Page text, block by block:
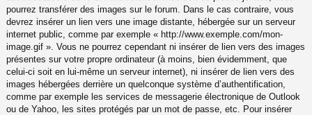
pourrez transférer des images sur le forum. Dans le cas contraire, vous
devrez insérer un lien vers une image distante, hébergée sur un serveur
internet public, comme par exemple « http://www.exemple.com/mon-
image.gif ». Vous ne pourrez cependant ni insérer de lien vers des images
présentes sur votre propre ordinateur (à moins, bien évidemment, que
celui-ci soit en lui-même un serveur internet), ni insérer de lien vers des
images hébergées derrière un quelconque système d’authentification,
comme par exemple les services de messagerie électronique de Outlook
ou de Yahoo, les sites protégés par un mot de passe, etc. Pour insérer